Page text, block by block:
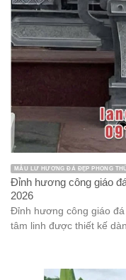
MẪU LƯ HƯƠNG ĐÁ ĐẸP PHONG
Đỉnh hương công giáo
2026
Đỉnh hương công giáo
tâm linh được thiết kế